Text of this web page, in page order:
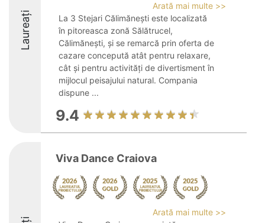
Laureați
Arată mai multe >>
La 3 Stejari Călimănești este localizată
în pitoreasca zonă Sălătrucel,
Călimănești, și se remarcă prin oferta de
cazare concepută atât pentru relaxare,
cât și pentru activități de divertisment în
mijlocul peisajului natural. Compania
dispune ...
9.4
Viva Dance Craiova
Arată mai multe >>